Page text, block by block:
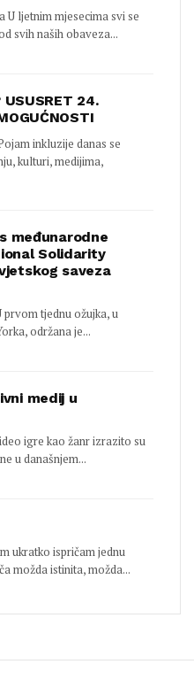
U ljetnim mjesecima svi se
svih naših obaveza...
USUSRET 24.
inkluzije danas se
kulturi, medijima,
s međunarodne
Solidarity
saveza
prvom tjednu ožujka, u
održana je...
medij u
igre kao žanr izrazito su
u današnjem...
ukratko ispričam jednu
možda istinita, možda...